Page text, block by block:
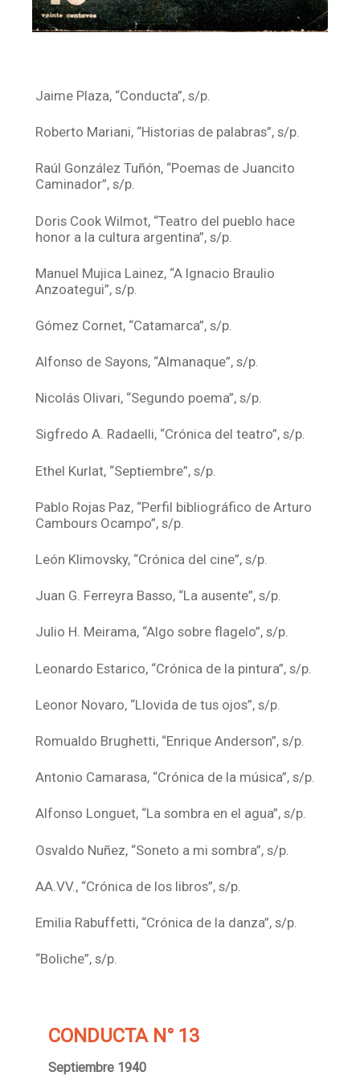
Jaime Plaza, “Conducta”, s/p.
Roberto Mariani, “Historias de palabras”, s/p.
Raúl González Tuñón, “Poemas de Juancito
Caminador”, s/p.
Doris Cook Wilmot, “Teatro del pueblo hace
honor a la cultura argentina”, s/p.
Manuel Mujica Lainez, “A Ignacio Braulio
Anzoategui”, s/p.
Gómez Cornet, “Catamarca”, s/p.
Alfonso de Sayons, “Almanaque”, s/p.
Nicolás Olivari, “Segundo poema”, s/p.
Sigfredo A. Radaelli, “Crónica del teatro”, s/p.
Ethel Kurlat, “Septiembre”, s/p.
Pablo Rojas Paz, “Perfil bibliográfico de Arturo
Cambours Ocampo”, s/p.
León Klimovsky, “Crónica del cine”, s/p.
Juan G. Ferreyra Basso, “La ausente”, s/p.
Julio H. Meirama, “Algo sobre flagelo”, s/p.
Leonardo Estarico, “Crónica de la pintura”, s/p.
Leonor Novaro, “Llovida de tus ojos”, s/p.
Romualdo Brughetti, “Enrique Anderson”, s/p.
Antonio Camarasa, “Crónica de la música”, s/p.
Alfonso Longuet, “La sombra en el agua”, s/p.
Osvaldo Nuñez, “Soneto a mi sombra”, s/p.
AA.VV., “Crónica de los libros”, s/p.
Emilia Rabuffetti, “Crónica de la danza”, s/p.
“Boliche”, s/p.
CONDUCTA N° 13
Septiembre 1940